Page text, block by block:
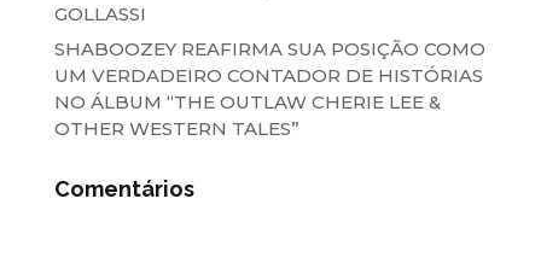
GOLLASSI
SHABOOZEY REAFIRMA SUA POSIÇÃO COMO
UM VERDADEIRO CONTADOR DE HISTÓRIAS
NO ÁLBUM “THE OUTLAW CHERIE LEE &
OTHER WESTERN TALES”
Comentários